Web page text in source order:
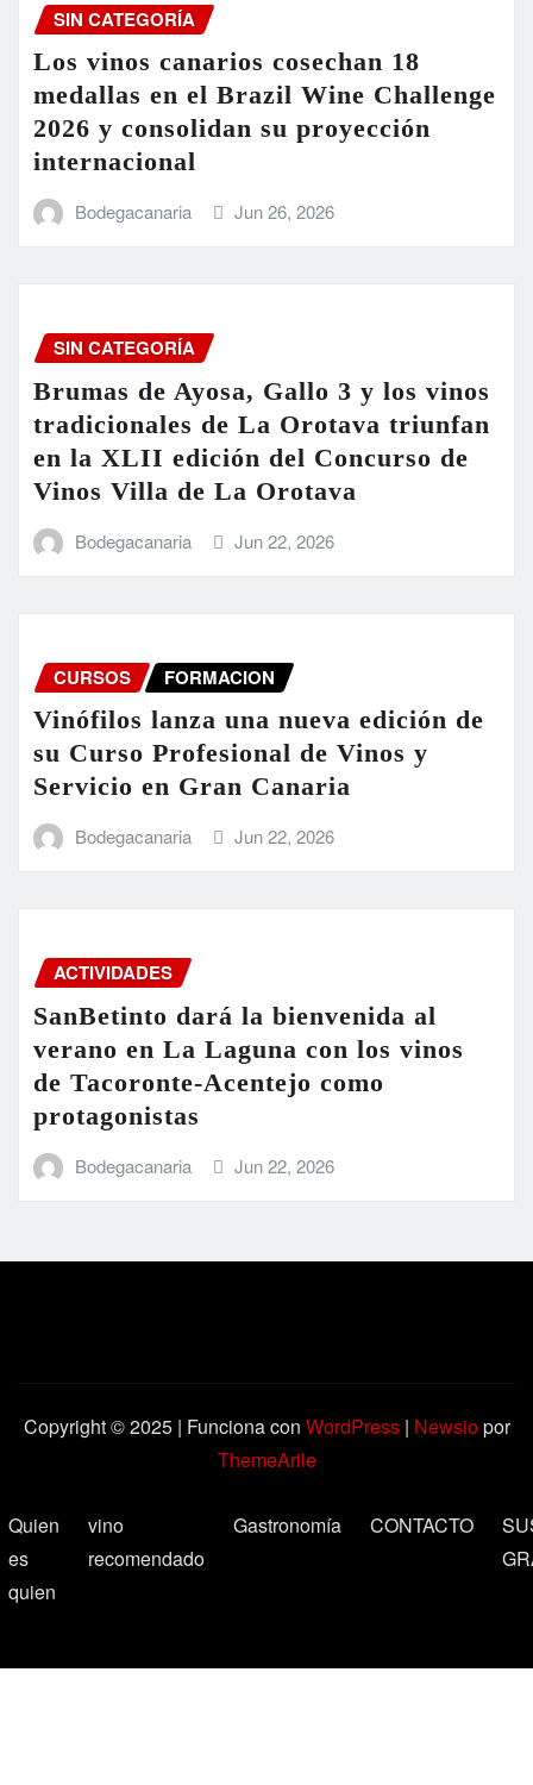
SIN CATEGORÍA
Los vinos canarios cosechan 18
medallas en el Brazil Wine Challenge
2026 y consolidan su proyección
internacional
Bodegacanaria Jun 26, 2026
SIN CATEGORÍA
Brumas de Ayosa, Gallo 3 y los vinos
tradicionales de La Orotava triunfan
en la XLII edición del Concurso de
Vinos Villa de La Orotava
Bodegacanaria Jun 22, 2026
CURSOS FORMACION
Vinófilos lanza una nueva edición de
su Curso Profesional de Vinos y
Servicio en Gran Canaria
Bodegacanaria Jun 22, 2026
ACTIVIDADES
SanBetinto dará la bienvenida al
verano en La Laguna con los vinos
de Tacoronte-Acentejo como
protagonistas
Bodegacanaria Jun 22, 2026
Copyright © 2025 | Funciona con WordPress | Newsiopor
ThemeArile
Quien
es
quien
vino
recomendado
Gastronomía CONTACTO